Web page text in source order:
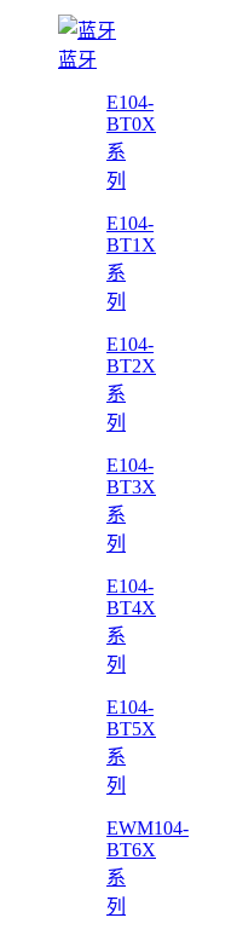
蓝牙
E104-
BT0X
系
列
E104-
BT1X
系
列
E104-
BT2X
系
列
E104-
BT3X
系
列
E104-
BT4X
系
列
E104-
BT5X
系
列
EWM104-
BT6X
系
列